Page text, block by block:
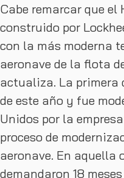
Cabe remarcar que el
construido por
con la más moderna
aeronave de la flota
actualiza. La primera
de este año y fue
Unidos por la
proceso de
aeronave. En aquella
demandaron 18